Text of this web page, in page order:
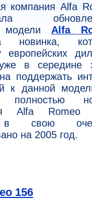
компания Alfa
модели Alfa
европейских
в середине
поддержать
к данной
полностью
Alfa Romeo
в свою
на 2005 год.
156